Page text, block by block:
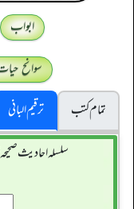
ابواب
سوانح
تمام کتب
ترقیم البانی
سلسله احاديث